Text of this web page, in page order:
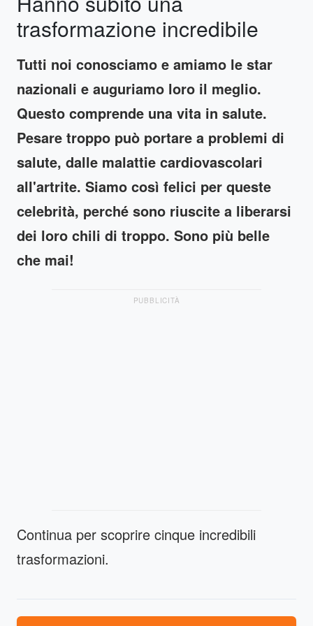
trasformazione incredibile
Tutti noi conosciamo e amiamo le star
nazionali e auguriamo loro il meglio.
Questo comprende una vita in salute.
Pesare troppo può portare a problemi di
salute, dalle malattie cardiovascolari
all'artrite. Siamo così felici per queste
celebrità, perché sono riuscite a liberarsi
dei loro chili di troppo. Sono più belle
che mai!
PUBBLICITÀ
Continua per scoprire cinque incredibili
trasformazioni.